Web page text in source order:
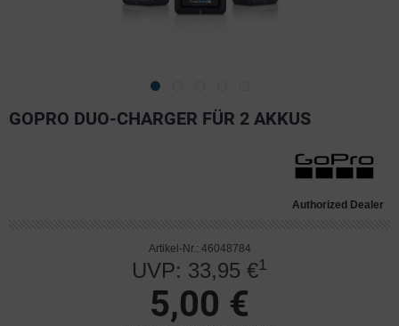
GOPRO DUO-CHARGER FÜR 2 AKKUS
Authorized Dealer
Artikel-Nr.: 46048784
UVP: 33,95 €1
5,00 €